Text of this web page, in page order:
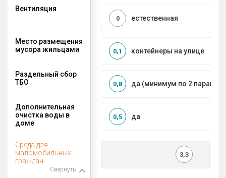
Вентиляция
естественная
0
Место размещения
мусора жильцами
контейнеры на улице
0,1
Раздельный сбор
ТБО
да (минимум по 2
0,8
Дополнительная
очистка воды в
доме
да
0,5
Среда для
маломобильных
граждан
Свернуть
3,3